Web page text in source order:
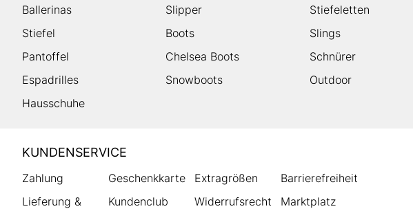
Ballerinas
Slipper
Stiefeletten
Stiefel
Boots
Slings
Pantoffel
Chelsea Boots
Schnürer
Espadrilles
Snowboots
Outdoor
Hausschuhe
HUMANIC
Footer
KUNDENSERVICE
Zahlung
Lieferung &
Geschenkkarte
Kundenclub
Extragrößen
Widerrufsrecht
Barrierefreiheit
Marktplatz